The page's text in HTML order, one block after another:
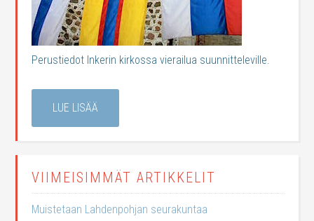
Perustiedot Inkerin kirkossa vierailua suunnitteleville.
LUE LISÄÄ
VIIMEISIMMÄT ARTIKKELIT
Muistetaan Lahdenpohjan seurakuntaa